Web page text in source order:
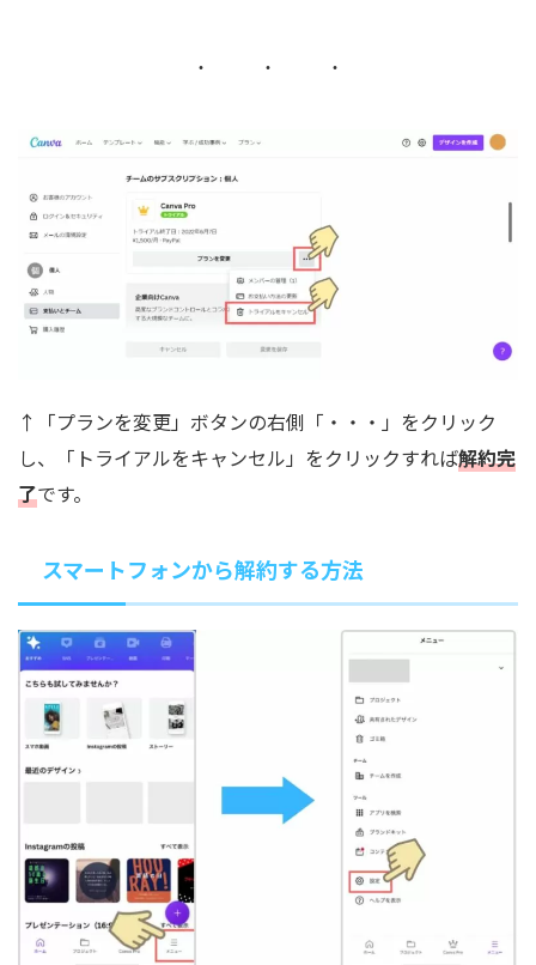
↑「プランを変更」ボタンの右側「・・・」をクリック
し、「トライアルをキャンセル」をクリックすれば解約完
了です。
スマートフォンから解約する方法